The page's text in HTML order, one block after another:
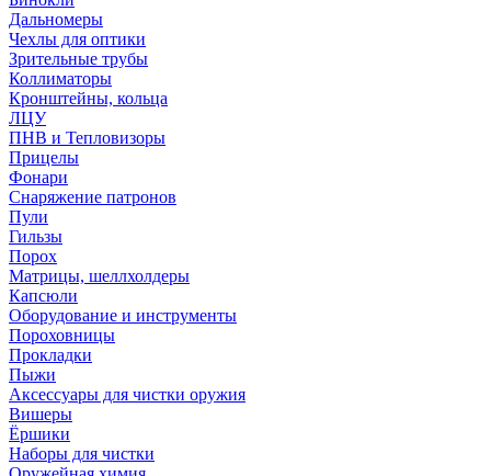
Дальномеры
Чехлы для оптики
Зрительные трубы
Коллиматоры
Кронштейны, кольца
ЛЦУ
ПНВ и Тепловизоры
Прицелы
Фонари
Снаряжение патронов
Пули
Гильзы
Порох
Матрицы, шеллхолдеры
Капсюли
Оборудование и инструменты
Пороховницы
Прокладки
Пыжи
Аксессуары для чистки оружия
Вишеры
Ёршики
Наборы для чистки